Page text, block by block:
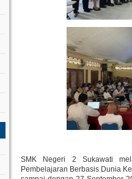
SMK Negeri 2 Sukawati
Pembelajaran Berbasis Dunia